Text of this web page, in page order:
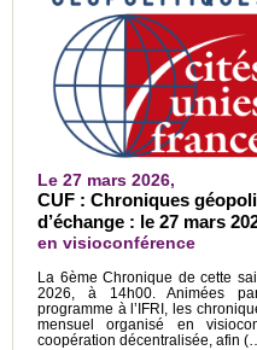
Le 27 mars 2026,
CUF : Chroniques
d’échange : le 27 mars
en visioconférence
La 6ème Chronique de cette
2026, à 14h00. Animées
programme à l’IFRI, les
mensuel organisé en
coopération décentralisée, afin